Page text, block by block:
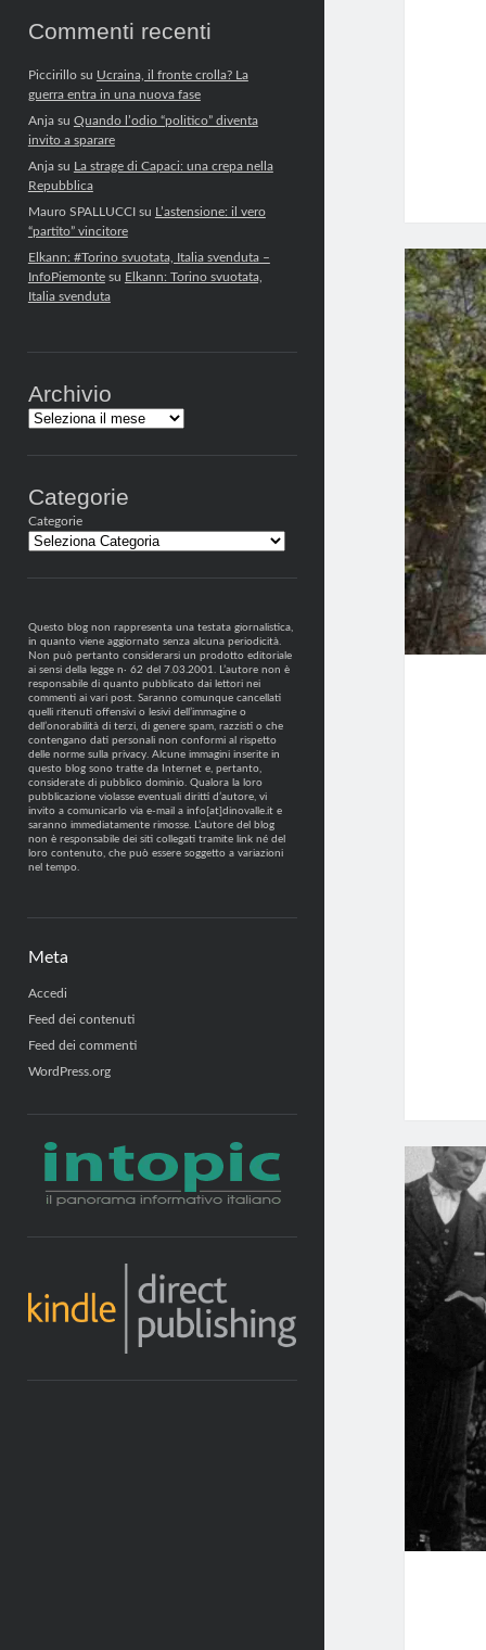
Commenti recenti
Piccirillosu Ucraina, il fronte crolla? La
guerra entra in una nuova fase
Anjasu Quando l’odio “politico” diventa
invito a sparare
Anjasu La strage di Capaci: una crepa nella
Repubblica
Mauro SPALLUCCIsu L’astensione: il vero
“partito” vincitore
Elkann: #Torino svuotata, Italia svenduta –
InfoPiemontesu Elkann: Torino svuotata,
Italia svenduta
Archivio
Archivi
Categorie
Categorie
Questo blog non rappresenta una testata giornalistica,
in quanto viene aggiornato senza alcuna periodicità.
Non può pertanto considerarsi un prodotto editoriale
ai sensi della legge n· 62 del 7.03.2001. L’autore non è
responsabile di quanto pubblicato dai lettori nei
commenti ai vari post. Saranno comunque cancellati
quelli ritenuti offensivi o lesivi dell’immagine o
dell’onorabilità di terzi, di genere spam, razzisti o che
contengano dati personali non conformi al rispetto
delle norme sulla privacy. Alcune immagini inserite in
questo blog sono tratte da Internet e, pertanto,
considerate di pubblico dominio. Qualora la loro
pubblicazione violasse eventuali diritti d’autore, vi
invito a comunicarlo via e-mail a info[at]dinovalle.it e
saranno immediatamente rimosse. L’autore del blog
non è responsabile dei siti collegati tramite link né del
loro contenuto, che può essere soggetto a variazioni
nel tempo.
Meta
Accedi
Feed dei contenuti
Feed dei commenti
WordPress.org